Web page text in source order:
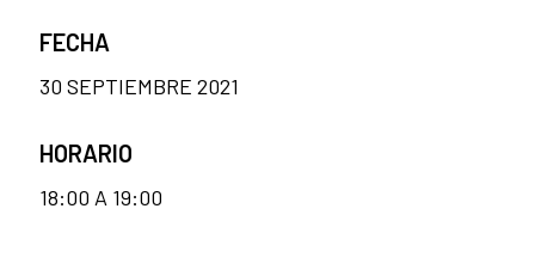
FECHA
30 SEPTIEMBRE 2021
HORARIO
18:00 A 19:00